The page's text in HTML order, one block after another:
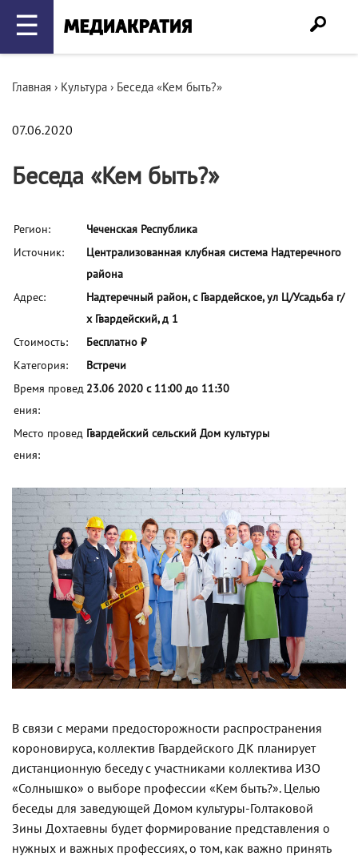
☰
Главная › Культура › Беседа «Кем быть?»
07.06.2020
Беседа «Кем быть?»
Регион:
Чеченская Республика
Источник:
Централизованная клубная система Надтеречного
района
Адрес:
Надтеречный район, с Гвардейское, ул Ц/Усадьба г/
х Гвардейский, д 1
Стоимость:
Бесплатно ₽
Категория:
Встречи
Время провед
ения:
23.06 2020 с 11:00 до 11:30
Место провед
ения:
Гвардейский сельский Дом культуры
В связи с мерами предосторожности распространения
короновируса, коллектив Гвардейского ДК планирует
дистанционную беседу с участниками коллектива ИЗО
«Солнышко» о выборе профессии «Кем быть?». Целью
беседы для заведующей Домом культуры-Голтаковой
Зины Дохтаевны будет формирование представления о
нужных и важных профессиях, о том, как важно принять